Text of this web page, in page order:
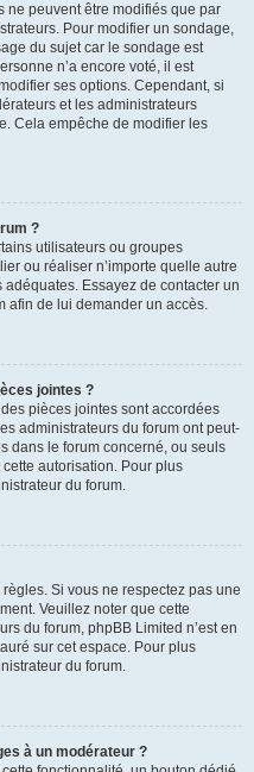
ne peuvent être modifiés que par
Pour modifier un sondage,
du sujet car le sondage est
n’a encore voté, il est
ses options. Cependant, si
et les administrateurs
Cela empêche de modifier les
?
utilisateurs ou groupes
ou réaliser n’importe quelle autre
Essayez de contacter un
afin de lui demander un accès.
jointes ?
pièces jointes sont accordées
administrateurs du forum ont peut-
dans le forum concerné, ou seuls
autorisation. Pour plus
du forum.
Si vous ne respectez pas une
Veuillez noter que cette
du forum, phpBB Limited n’est en
sur cet espace. Pour plus
du forum.
à un modérateur ?